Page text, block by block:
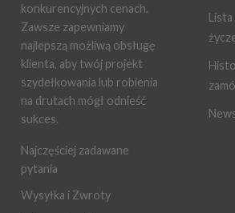
konkurencyjnych cenach.
Zawsze zapewniamy
najlepszą możliwą obsługę
klienta, aby twój projekt
szydełkowania lub robienia
na drutach mógł odnieść
sukces.
Najczęściej zadawane
pytania
Wysyłka i Zwroty
Lista